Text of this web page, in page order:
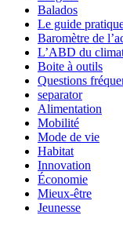
Balados
Le guide
Baromètre de
L’ABD du
Boite à outils
Questions
separator
Alimentation
Mobilité
Mode de vie
Habitat
Innovation
Économie
Mieux-être
Jeunesse